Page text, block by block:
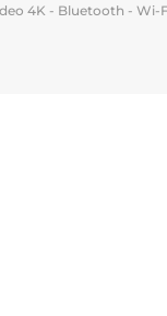
4K - Bluetooth - Wi-